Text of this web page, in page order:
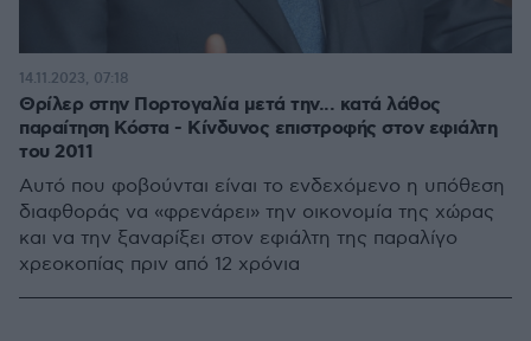
Θρίλερ στην Πορτογαλία μετά την... κατά λάθος
παραίτηση Κόστα - Κίνδυνος επιστροφής στον εφιάλτη
του 2011
Αυτό που φοβούνται είναι το ενδεχόμενο η υπόθεση
διαφθοράς να «φρενάρει» την οικονομία της χώρας
και να την ξαναρίξει στον εφιάλτη της παραλίγο
χρεοκοπίας πριν από 12 χρόνια
14.11.2023, 07:18